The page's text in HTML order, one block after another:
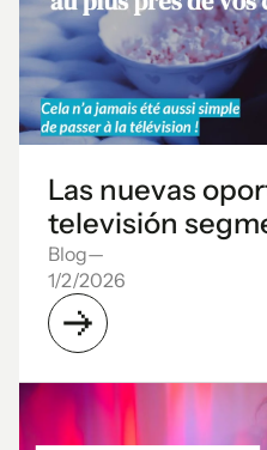
Las nuevas
televisión
Blog—
1/2/2026